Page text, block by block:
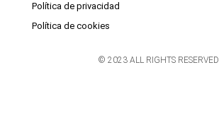
Política de privacidad
Política de cookies
© 2023 ALL RIGHTS RESERVED​